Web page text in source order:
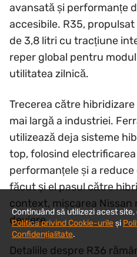
avansată și performanțe
accesibile. R35,
de 3,8 litri cu tracțiune
reper global pentru
utilitatea zilnică.
Trecerea către
mai largă a industriei.
utilizează deja sisteme
top, folosind
performanțele și a
făcut și el pasul către
context, mișcarea
deviere.
Detaliile despre R36
Continuând să utilizezi acest
Politica privind Cookie-urileși
Confidențialitate.